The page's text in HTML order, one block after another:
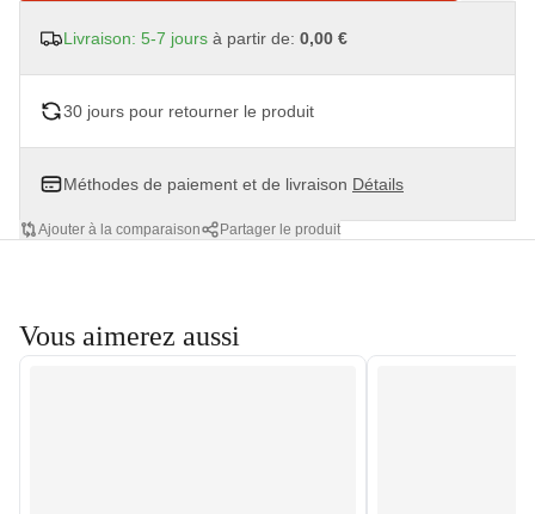
Livraison: 5-7 jours à partir de: 0,00 €
30 jours pour retourner le produit
Méthodes de paiement et de livraison Détails
Ajouter à la comparaison Partager le produit
Vous aimerez aussi